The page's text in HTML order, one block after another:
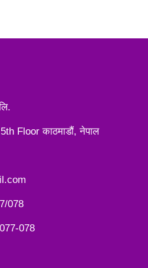
Floor काठमाडौं, नेपाल
078
078